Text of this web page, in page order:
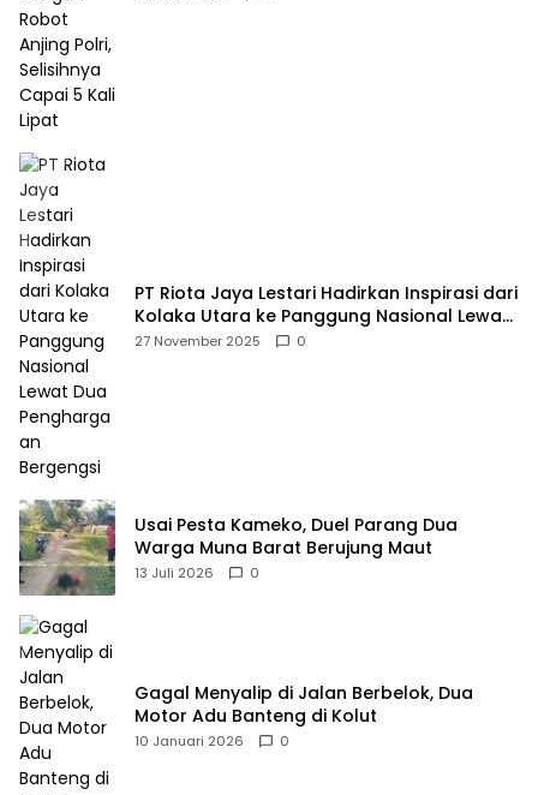
PT Riota Jaya Lestari Hadirkan Inspirasi dari
Kolaka Utara ke Panggung Nasional Lewat
Dua Penghargaan Bergengsi
27 November 2025 0
Usai Pesta Kameko, Duel Parang Dua
Warga Muna Barat Berujung Maut
13 Juli 2026 0
Gagal Menyalip di Jalan Berbelok, Dua
Motor Adu Banteng di Kolut
10 Januari 2026 0